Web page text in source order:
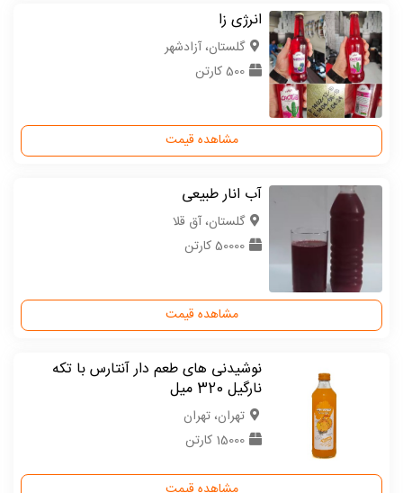
انرژی زا
گلستان، آزادشهر
500 کارتن
مشاهده قیمت
آب انار طبیعی
گلستان، آق قلا
50000 کارتن
مشاهده قیمت
نوشیدنی های طعم دار آنتارس با تکه
نارگیل 320 میل
تهران، تهران
15000 کارتن